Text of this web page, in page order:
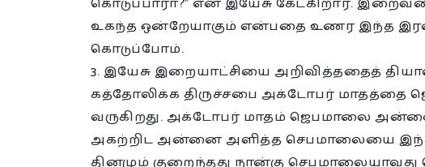
உகந்த ஒன்றேயாகும் என்பதை உணர இந்த
கொடுப்போம்.
3. இயேசு இறையாட்சியை அறிவித்ததைத்
கத்தோலிக்க திருச்சபை அக்டோபர் மாதத்தை
வருகிறது. அக்டோபர் மாதம் ஜெபமாலை
அகற்றிட அன்னை அளித்த செபமாலையை இந்த
தினமும் குறைந்தது நான்கு